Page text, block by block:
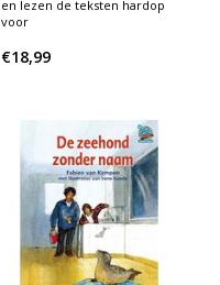
en lezen de teksten hardop
voor
€18,99